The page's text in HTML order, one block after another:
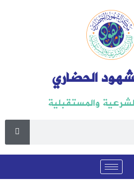
الحضاري
والمستقبلية